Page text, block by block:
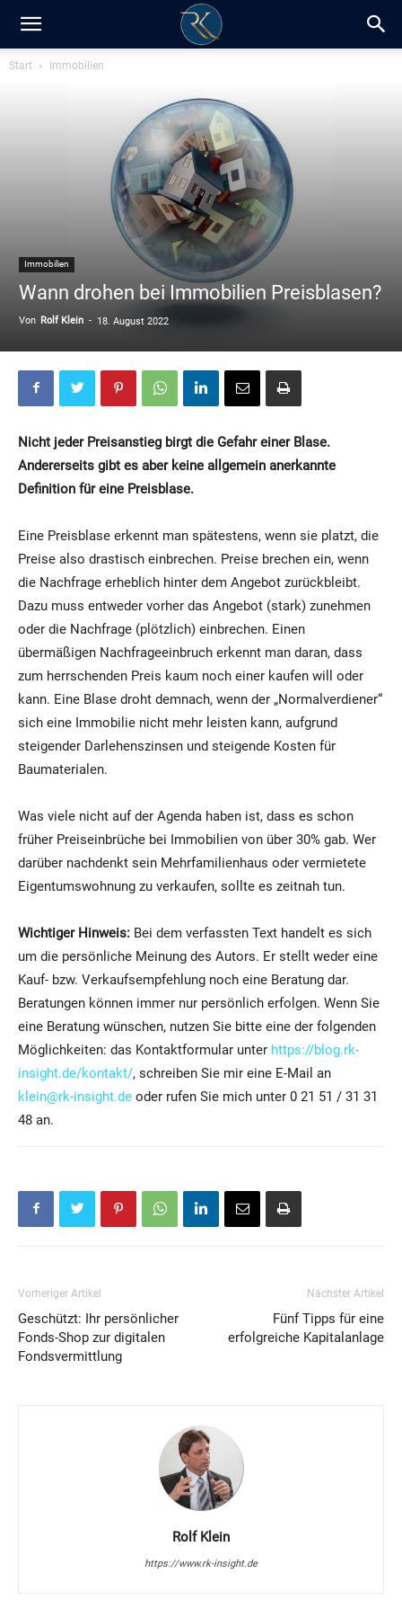
RK-
Start Immobilien
Immobilien
Wann drohen bei Immobilien Preisblasen?
Von Rolf Klein - 18. August 2022
Nicht jeder Preisanstieg birgt die Gefahr einer Blase.
Andererseits gibt es aber keine allgemein anerkannte
Definition für eine Preisblase.
Eine Preisblase erkennt man spätestens, wenn sie platzt, die
Preise also drastisch einbrechen. Preise brechen ein, wenn
die Nachfrage erheblich hinter dem Angebot zurückbleibt.
Dazu muss entweder vorher das Angebot (stark) zunehmen
oder die Nachfrage (plötzlich) einbrechen. Einen
übermäßigen Nachfrageeinbruch erkennt man daran, dass
zum herrschenden Preis kaum noch einer kaufen will oder
kann. Eine Blase droht demnach, wenn der „Normalverdiener“
sich eine Immobilie nicht mehr leisten kann, aufgrund
steigender Darlehenszinsen und steigende Kosten für
Baumaterialen.
Was viele nicht auf der Agenda haben ist, dass es schon
früher Preiseinbrüche bei Immobilien von über 30% gab. Wer
darüber nachdenkt sein Mehrfamilienhaus oder vermietete
Eigentumswohnung zu verkaufen, sollte es zeitnah tun.
Wichtiger Hinweis: Bei dem verfassten Text handelt es sich
um die persönliche Meinung des Autors. Er stellt weder eine
Kauf- bzw. Verkaufsempfehlung noch eine Beratung dar.
Beratungen können immer nur persönlich erfolgen. Wenn Sie
eine Beratung wünschen, nutzen Sie bitte eine der folgenden
Möglichkeiten: das Kontaktformular unter https://blog.rk-
insight.de/kontakt/, schreiben Sie mir eine E-Mail an
klein@rk-insight.de oder rufen Sie mich unter 0 21 51 / 31 31
48 an.
Vorheriger Artikel
Geschützt: Ihr persönlicher
Fonds-Shop zur digitalen
Fondsvermittlung
Nächster Artikel
Fünf Tipps für eine
erfolgreiche Kapitalanlage
Rolf Klein
https://www.rk-insight.de